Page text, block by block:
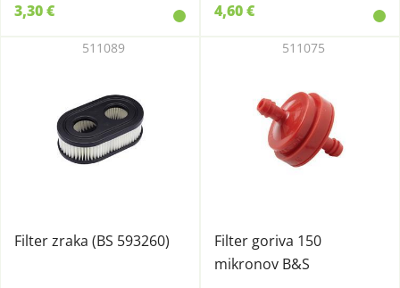
3,30 € 4,60 €
Filter zraka (BS 593260)
511089
Filter goriva 150
mikronov B&S
511075